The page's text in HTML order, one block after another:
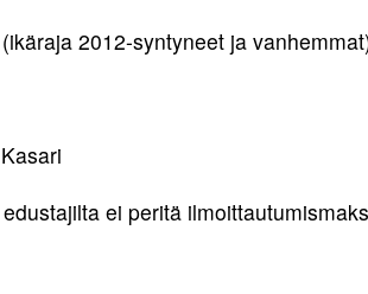
2012-syntyneet ja
ei peritä